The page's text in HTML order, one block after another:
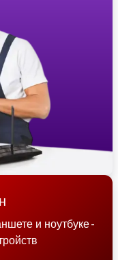
и ноутбуке -